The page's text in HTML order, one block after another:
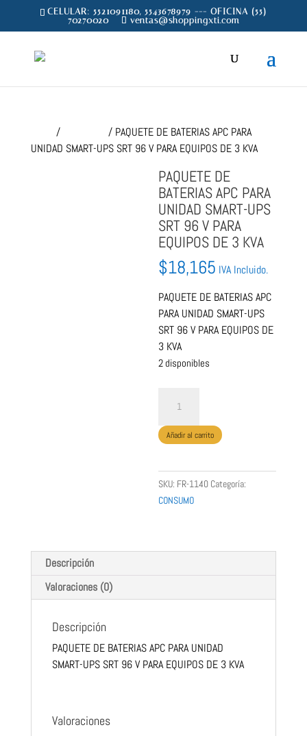
CELULAR: 5521091180, 5543678979 --- OFICINA (55)
70270020
ventas@shoppingxti.com
/
/ PAQUETE DE BATERIAS APC PARA
UNIDAD SMART-UPS SRT 96 V PARA EQUIPOS DE 3 KVA
PAQUETE DE
BATERIAS APC PARA
UNIDAD SMART-UPS
SRT 96 V PARA
EQUIPOS DE 3 KVA
$18,165 IVA Incluido.
PAQUETE DE BATERIAS APC
PARA UNIDAD SMART-UPS
SRT 96 V PARA EQUIPOS DE
3 KVA
2 disponibles
BATERIAS
APC
UNIDAD
SMART-
PARA
KVA
cantidad
Añadir al carrito
SKU: FR-1140 Categoría:
CONSUMO
Descripción
Valoraciones (0)
Descripción
PAQUETE DE BATERIAS APC PARA UNIDAD
SMART-UPS SRT 96 V PARA EQUIPOS DE 3 KVA
Valoraciones